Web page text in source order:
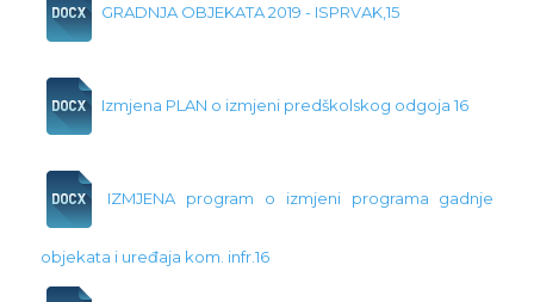
GRADNJA OBJEKATA 2019 - ISPRVAK,15
Izmjena PLAN o izmjeni predškolskog odgoja 16
IZMJENA program o izmjeni programa gadnje
objekata i uređaja kom. infr.16